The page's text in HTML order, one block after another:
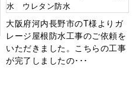
水 ウレタン防水
大阪府河内長野市のT様よりガ
レージ屋根防水工事のご依頼を
いただきました。こちらの工事
が完了しましたの･･･